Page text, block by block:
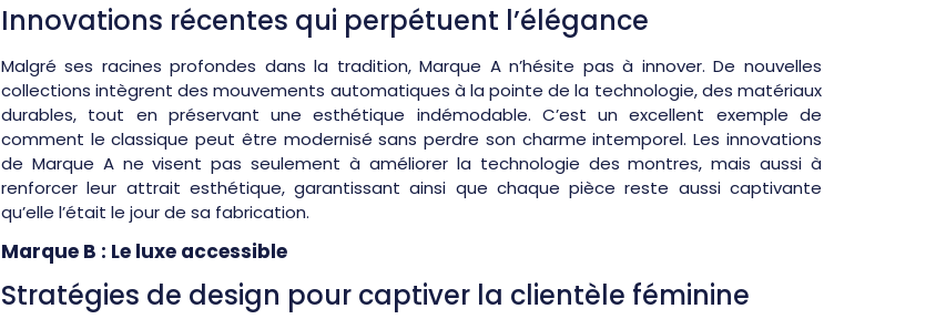
Innovations récentes qui perpétuent l’élégance
Malgré ses racines profondes dans la tradition, Marque A n’hésite pas à innover. De nouvelles
collections intègrent des mouvements automatiques à la pointe de la technologie, des matériaux
durables, tout en préservant une esthétique indémodable. C’est un excellent exemple de
comment le classique peut être modernisé sans perdre son charme intemporel. Les innovations
de Marque A ne visent pas seulement à améliorer la technologie des montres, mais aussi à
renforcer leur attrait esthétique, garantissant ainsi que chaque pièce reste aussi captivante
qu’elle l’était le jour de sa fabrication.
Marque B : Le luxe accessible
Stratégies de design pour captiver la clientèle féminine